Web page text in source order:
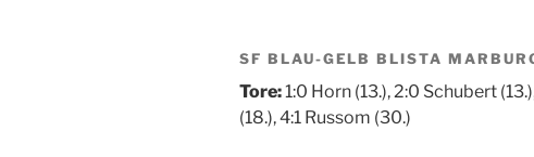
SF BLAU-GELB BLISTA
Tore: 1:0 Horn (13.), 2:0 Schubert
(18.), 4:1 Russom (30.)